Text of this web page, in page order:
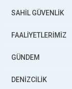
SAHİL GÜVENLİK
FAALİYETLERİMİZ
GÜNDEM
DENİZCİLİK